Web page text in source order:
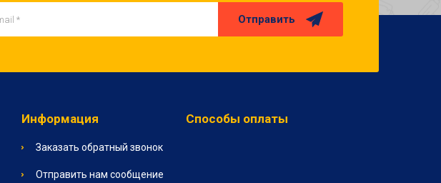
Отправить
Информация
Заказать обратный звонок
Отправить нам сообщение
Способы оплаты